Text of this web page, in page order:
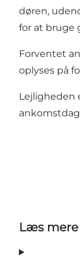
døren,
for at bruge
Forventet
oplyses på
Lejligheden
Læs mere